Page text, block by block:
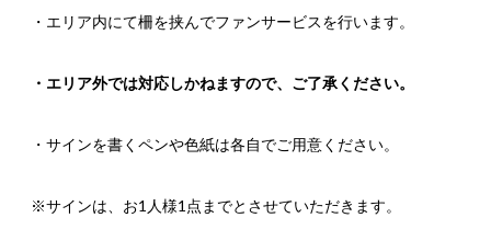
・エリア内にて柵を挟んでファンサービスを行います。
・エリア外では対応しかねますので、ご了承ください。
・サインを書くペンや色紙は各自でご用意ください。
※サインは、お1人様1点までとさせていただきます。